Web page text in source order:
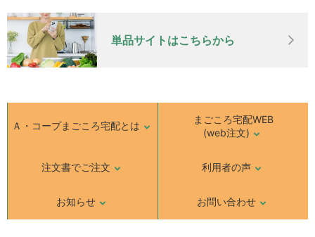
単品サイトはこちらから
Ａ・コープまごころ宅配とは
まごころ宅配WEB
(web注文)
注文書でご注文 利用者の声
お知らせ お問い合わせ